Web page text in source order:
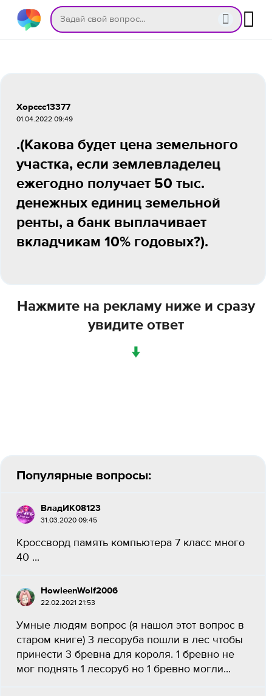
Xopccc13377
01.04.2022 09:49
.(Какова будет цена земельного
участка, если землевладелец
ежегодно получает 50 тыс.
денежных единиц земельной
ренты, а банк выплачивает
вкладчикам 10% годовых?).
Нажмите на рекламу ниже и сразу
увидите ответ
↓
Популярные вопросы:
ВладИК08123
31.03.2020 09:45
Кроссворд память компьютера 7 класс много
40 ​...
HowleenWolf2006
22.02.2021 21:53
Умные людям вопрос (я нашол этот вопрос в
старом книге) 3 лесоруба пошли в лес чтобы
принести 3 бревна для короля. 1 бревно не
мог поднять 1 лесоруб но 1 бревно могли...